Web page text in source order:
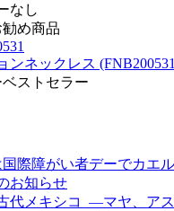
なし
勧め商品
ンネックレス
ベストセラー
国際障がい者デーでカエ
お知らせ
代メキシコ ―マヤ、ア